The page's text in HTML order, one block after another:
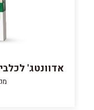
אדוונטג'